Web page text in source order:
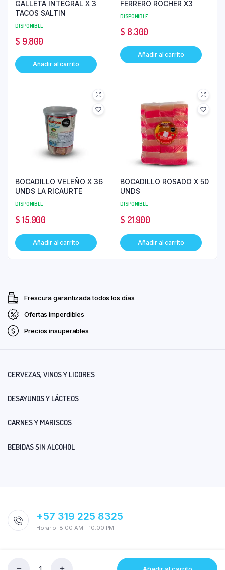
GALLETA INTEGRAL X 3
TACOS SALTIN
DISPONIBLE
$ 9.800
Añadir al carrito
FERRERO ROCHER X3
DISPONIBLE
$ 8.300
Añadir al carrito
BOCADILLO VELEÑO X 36
UNDS LA RICAURTE
DISPONIBLE
$ 15.900
Añadir al carrito
BOCADILLO ROSADO X 50
UNDS
DISPONIBLE
$ 21.900
Añadir al carrito
Frescura garantizada todos los días
Ofertas imperdibles
Precios insuperables
CERVEZAS, VINOS Y LICORES
DESAYUNOS Y LÁCTEOS
CARNES Y MARISCOS
BEBIDAS SIN ALCOHOL
+57 319 225 8325
Horario: 8:00 AM – 10:00 PM